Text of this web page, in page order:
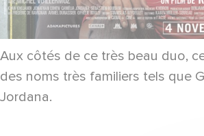
Aux côtés de ce très beau duo,
des noms très familiers tels que
Jordana.